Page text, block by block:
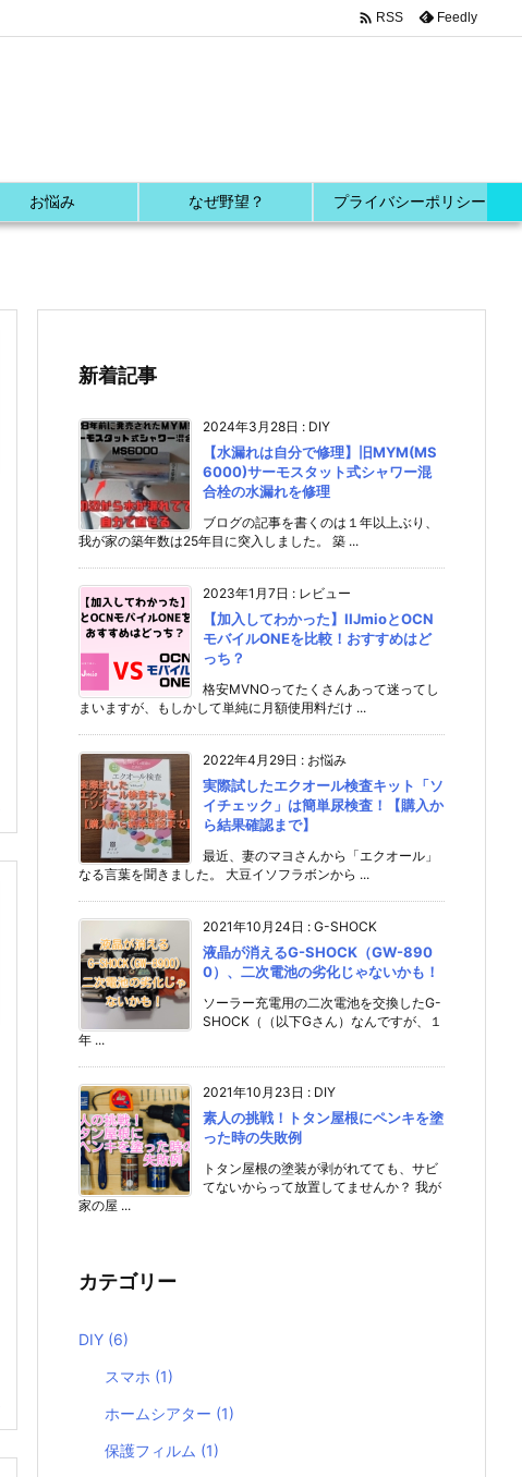
お悩み なぜ野望？ プライバシーポリシー
 RSS Feedly
新着記事
2024年3月28日 : DIY
【水漏れは自分で修理】旧MYM(MS
6000)サーモスタット式シャワー混
合栓の水漏れを修理
ブログの記事を書くのは１年以上ぶり、
我が家の築年数は25年目に突入しました。 築 ...
2023年1月7日 : レビュー
【加入してわかった】IIJmioとOCN
モバイルONEを比較！おすすめはど
っち？
格安MVNOってたくさんあって迷ってし
まいますが、もしかして単純に月額使用料だけ ...
2022年4月29日 : お悩み
実際試したエクオール検査キット「ソ
イチェック」は簡単尿検査！【購入か
ら結果確認まで】
最近、妻のマヨさんから「エクオール」
なる言葉を聞きました。 大豆イソフラボンから ...
2021年10月24日 : G-SHOCK
液晶が消えるG-SHOCK（GW-890
0）、二次電池の劣化じゃないかも！
ソーラー充電用の二次電池を交換したG-
SHOCK（（以下Gさん）なんですが、１
年 ...
2021年10月23日 : DIY
素人の挑戦！トタン屋根にペンキを塗
った時の失敗例
トタン屋根の塗装が剥がれてても、サビ
てないからって放置してませんか？ 我が
家の屋 ...
カテゴリー
DIY (6)
スマホ (1)
ホームシアター (1)
保護フィルム (1)